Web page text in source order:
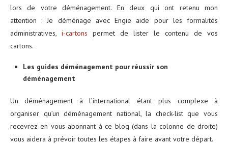
lors de votre déménagement. En deux qui ont retenu mon
attention : Je déménage avec Engie aide pour les formalités
administratives, i-cartons permet de lister le contenu de vos
cartons.
Les guides déménagement pour réussir son
déménagement
Un déménagement à l’international étant plus complexe à
organiser qu’un déménagement national, la check-list que vous
recevrez en vous abonnant à ce blog (dans la colonne de droite)
vous aidera à prévoir toutes les étapes à faire avant votre départ.